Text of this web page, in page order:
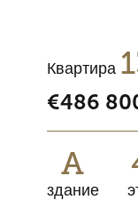
Квартира
€486
A
здание